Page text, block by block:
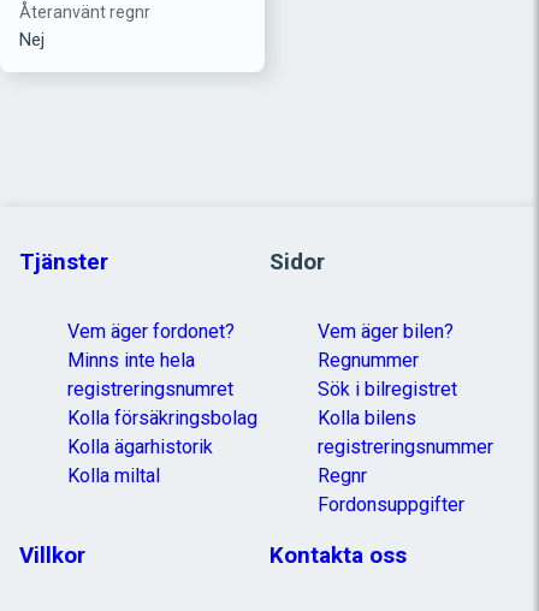
Återanvänt regnr
Nej
Tjänster
Vem äger fordonet?
Minns inte hela
registreringsnumret
Kolla försäkringsbolag
Kolla ägarhistorik
Kolla miltal
Sidor
Vem äger bilen?
Regnummer
Sök i bilregistret
Kolla bilens
registreringsnummer
Regnr
Fordonsuppgifter
Villkor Kontakta oss